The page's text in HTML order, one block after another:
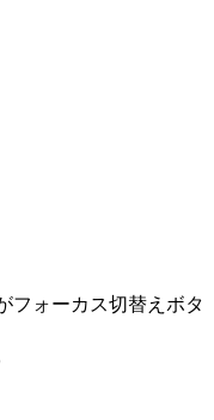
フォーカス切替えボタ